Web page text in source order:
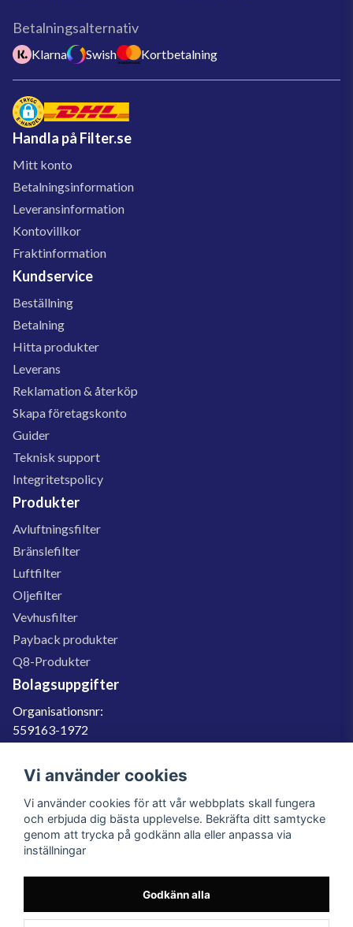
Betalningsalternativ
Klarna Swish Kortbetalning
Handla på Filter.se
Mitt konto
Betalningsinformation
Leveransinformation
Kontovillkor
Fraktinformation
Kundservice
Beställning
Betalning
Hitta produkter
Leverans
Reklamation & återköp
Skapa företagskonto
Guider
Teknisk support
Integritetspolicy
Produkter
Avluftningsfilter
Bränslefilter
Luftfilter
Oljefilter
Vevhusfilter
Payback produkter
Q8-Produkter
Bolagsuppgifter
Organisationsnr:
559163-1972
SE559163197201
060-566 800
info@filter.se
559163-1972
Vi använder cookies
Vi använder cookies för att vår webbplats skall fungera
och erbjuda dig bästa upplevelse. Bekräfta ditt samtycke
genom att trycka på godkänn alla eller anpassa via
inställningar
Godkänn alla